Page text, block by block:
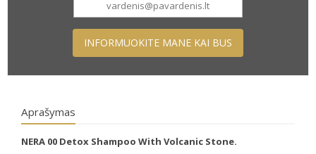
INFORMUOKITE MANE KAI BUS
Aprašymas
NERA 00 Detox Shampoo With Volcanic Stone.